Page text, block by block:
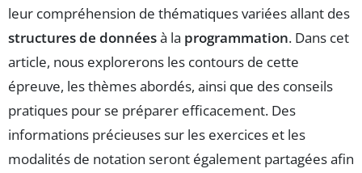
leur compréhension de thématiques variées allant des
structures de donnéesà la programmation. Dans cet
article, nous explorerons les contours de cette
épreuve, les thèmes abordés, ainsi que des conseils
pratiques pour se préparer efficacement. Des
informations précieuses sur les exercices et les
modalités de notation seront également partagées afin